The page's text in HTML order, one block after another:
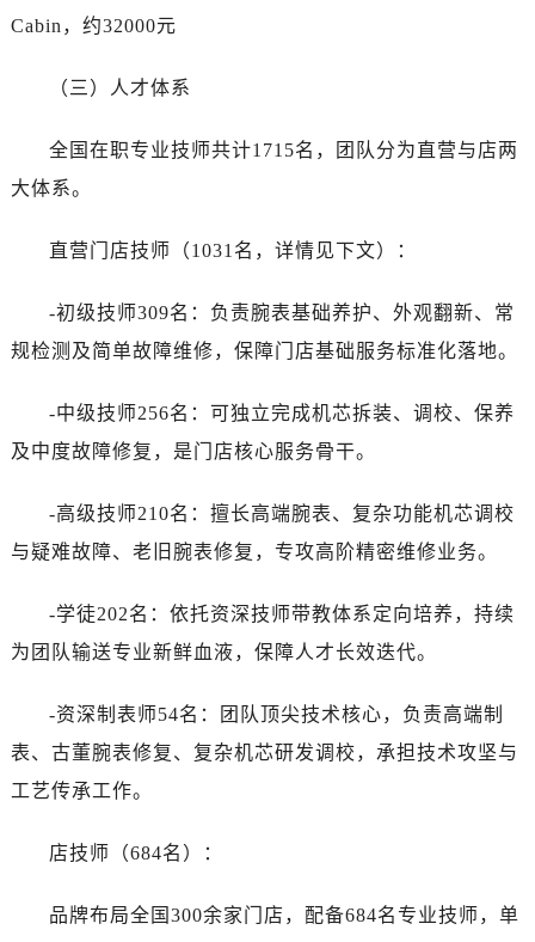
Cabin，约32000元
（三）人才体系
全国在职专业技师共计1715名，团队分为直营与店两
大体系。
直营门店技师（1031名，详情见下文）：
-初级技师309名：负责腕表基础养护、外观翻新、常
规检测及简单故障维修，保障门店基础服务标准化落地。
-中级技师256名：可独立完成机芯拆装、调校、保养
及中度故障修复，是门店核心服务骨干。
-高级技师210名：擅长高端腕表、复杂功能机芯调校
与疑难故障、老旧腕表修复，专攻高阶精密维修业务。
-学徒202名：依托资深技师带教体系定向培养，持续
为团队输送专业新鲜血液，保障人才长效迭代。
-资深制表师54名：团队顶尖技术核心，负责高端制
表、古董腕表修复、复杂机芯研发调校，承担技术攻坚与
工艺传承工作。
店技师（684名）：
品牌布局全国300余家门店，配备684名专业技师，单